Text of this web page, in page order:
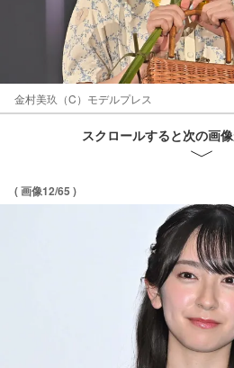
金村美玖（C）モデルプレス
スクロールすると次の画
( 画像12/65 )